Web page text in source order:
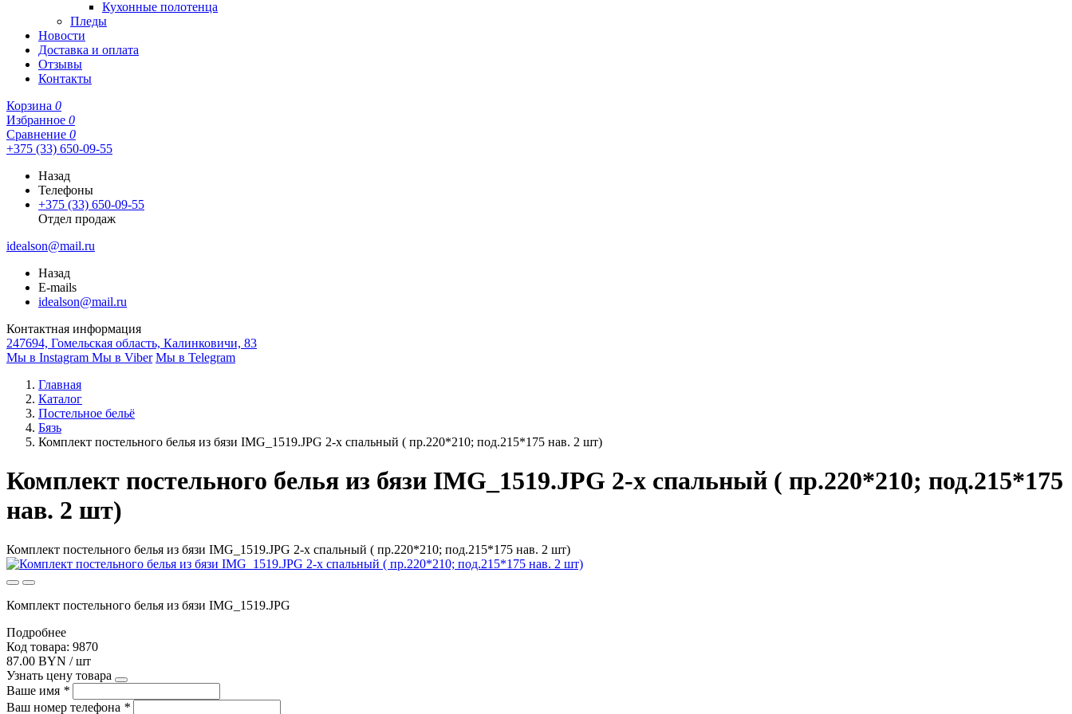
Кухонные полотенца
Пледы
Новости
Доставка и оплата
Отзывы
Контакты
Корзина 0
Избранное 0
Сравнение 0
+375 (33) 650-09-55
Назад
Телефоны
+375 (33) 650-09-55
Отдел продаж
idealson@mail.ru
Назад
E-mails
idealson@mail.ru
Контактная информация
247694, Гомельская область, Калинковичи, 83
Мы в Instagram Мы в Viber Мы в Telegram
Главная
Каталог
Постельное бельё
Бязь
Комплект постельного белья из бязи IMG_1519.JPG 2-х спальный ( пр.220*210; под.215*175 нав. 2 шт)
Комплект постельного белья из бязи IMG_1519.JPG 2-х спальный ( пр.220*210; под.215*175
нав. 2 шт)
Комплект постельного белья из бязи IMG_1519.JPG 2-х спальный ( пр.220*210; под.215*175 нав. 2 шт)
Комплект постельного белья из бязи IMG_1519.JPG
Подробнее
Код товара: 9870
87.00 BYN / шт
Узнать цену товара
Ваше имя *
Ваш номер телефона *